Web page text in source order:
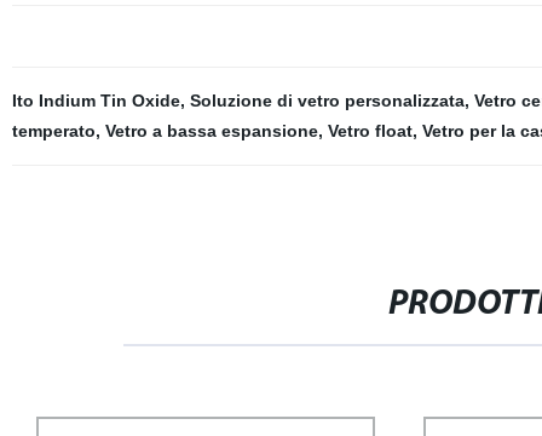
Ito Indium Tin Oxide, Soluzione di vetro personalizzata, Vetro
temperato, Vetro a bassa espansione, Vetro float, Vetro per la